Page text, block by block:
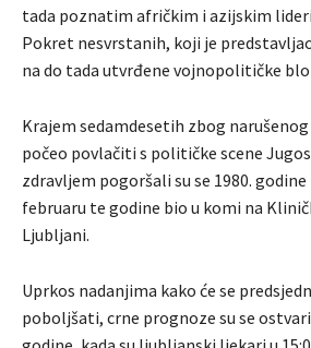
tada poznatim afričkim i azijskim
Pokret nesvrstanih, koji je
na do tada utvrđene vojnopolitičke
Krajem sedamdesetih zbog
počeo povlačiti s političke scene
zdravljem pogoršali su se 1980.
februaru te godine bio u komi na
Ljubljani.
Uprkos nadanjima kako će se
poboljšati, crne prognoze su se